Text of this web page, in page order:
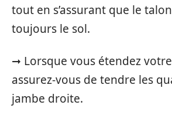
tout en s’assurant que le
toujours le sol.
➞ Lorsque vous étendez
assurez-vous de tendre les
jambe droite.